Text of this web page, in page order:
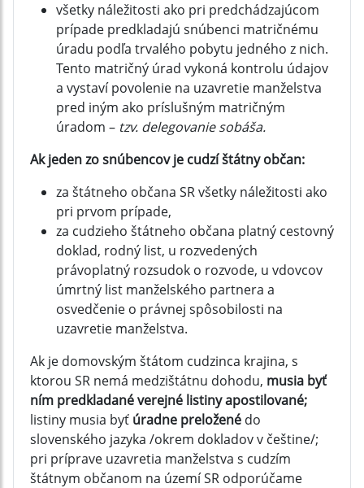
všetky náležitosti ako pri predchádzajúcom
prípade predkladajú snúbenci matričnému
úradu podľa trvalého pobytu jedného z nich.
Tento matričný úrad vykoná kontrolu údajov
a vystaví povolenie na uzavretie manželstva
pred iným ako príslušným matričným
úradom – tzv. delegovanie sobáša.
Ak jeden zo snúbencov je cudzí štátny občan:
za štátneho občana SR všetky náležitosti ako
pri prvom prípade,
za cudzieho štátneho občana platný cestovný
doklad, rodný list, u rozvedených
právoplatný rozsudok o rozvode, u vdovcov
úmrtný list manželského partnera a
osvedčenie o právnej spôsobilosti na
uzavretie manželstva.
Ak je domovským štátom cudzinca krajina, s
ktorou SR nemá medzištátnu dohodu, musia byť
ním predkladané verejné listiny apostilované;
listiny musia byť úradne preložené do
slovenského jazyka /okrem dokladov v češtine/;
pri príprave uzavretia manželstva s cudzím
štátnym občanom na území SR odporúčame